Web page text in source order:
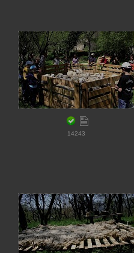
14243